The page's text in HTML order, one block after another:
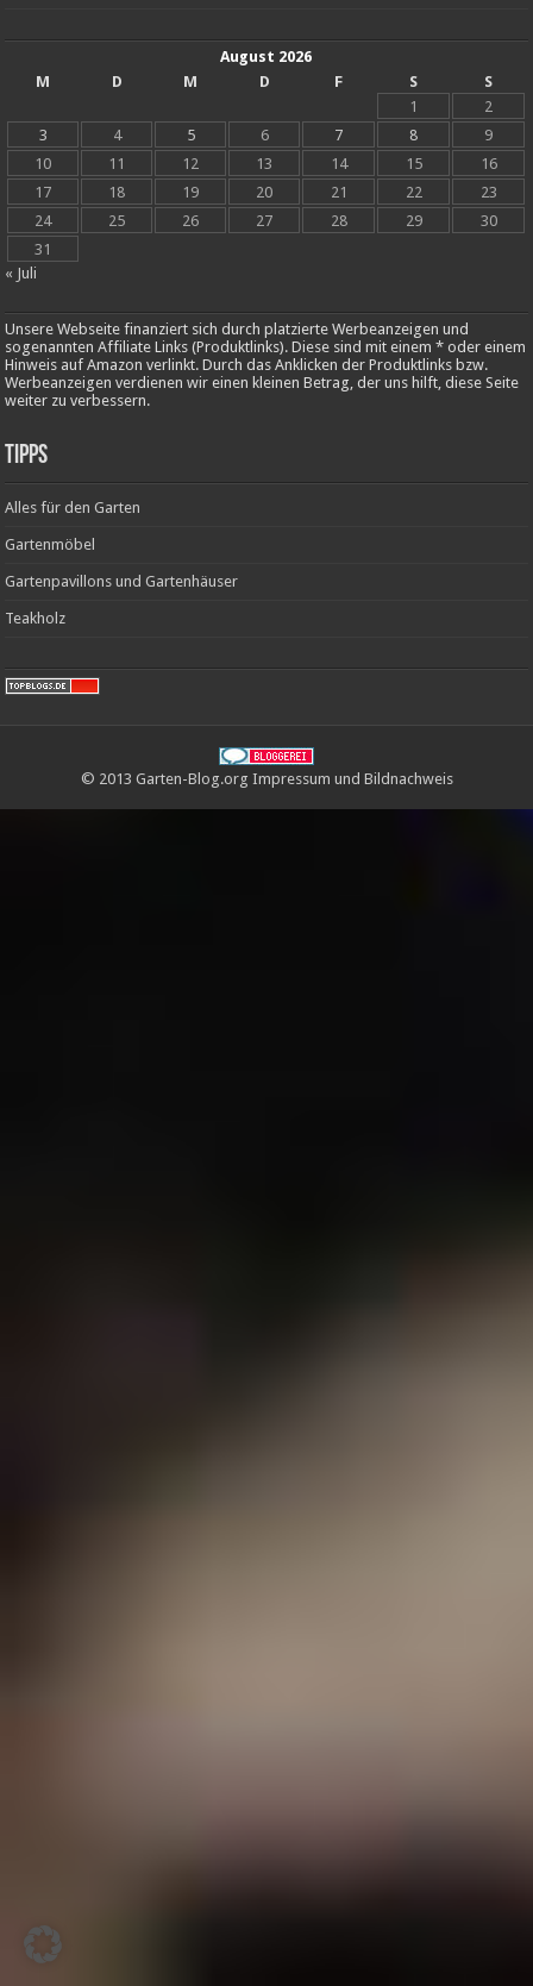
August 2026
M
D M D F S
S
1
2
3
4 5 6 7 8
9
10
11 12 13 14 15
16
17
18 19 20 21 22
23
24
25 26 27 28 29
30
31
« Juli
Unsere Webseite finanziert sich durch platzierte Werbeanzeigen und
sogenannten Affiliate Links (Produktlinks). Diese sind mit einem * oder einem
Hinweis auf Amazon verlinkt. Durch das Anklicken der Produktlinks bzw.
Werbeanzeigen verdienen wir einen kleinen Betrag, der uns hilft, diese Seite
weiter zu verbessern.
Tipps
Alles für den Garten
Gartenmöbel
Gartenpavillons und Gartenhäuser
Teakholz
© 2013 Garten-Blog.org Impressum und Bildnachweis